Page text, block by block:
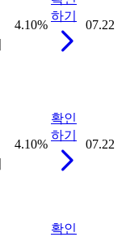
4.10%
하기
07.22
4.10%
확인
하기
07.22
확인